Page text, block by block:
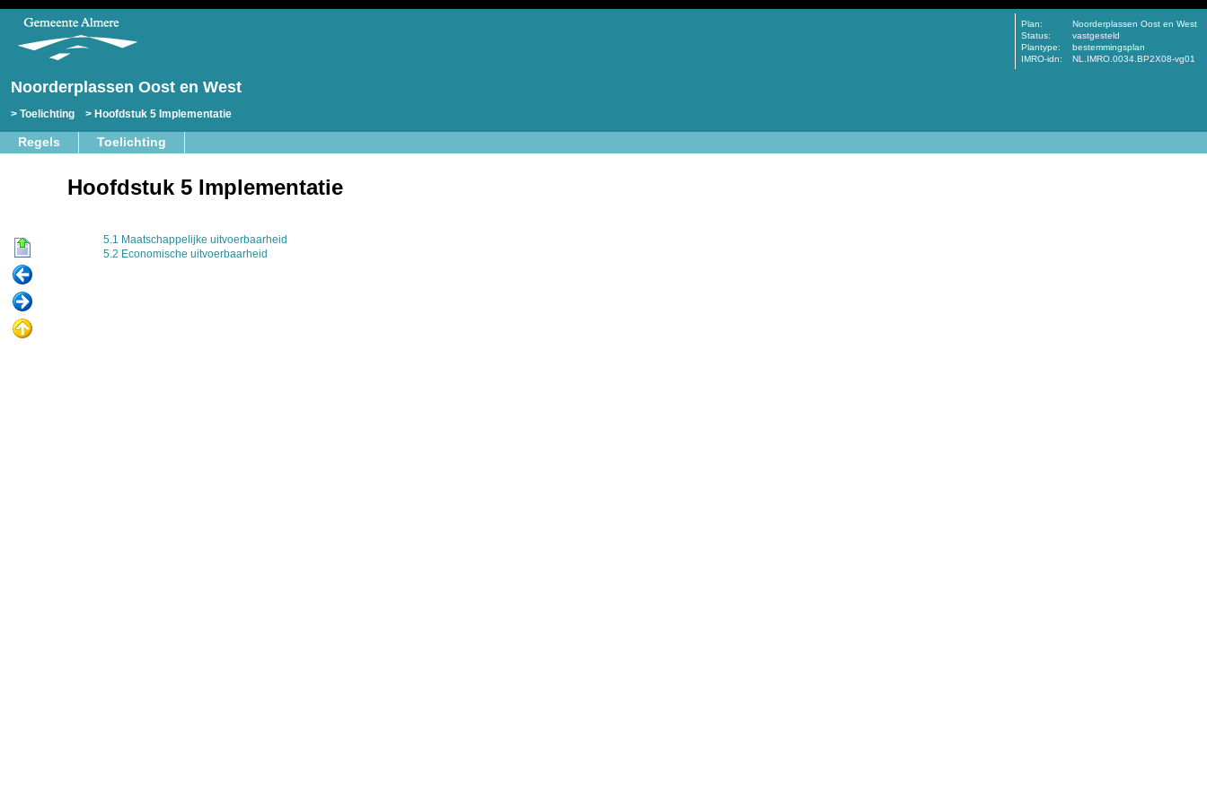
Noorderplassen Oost en West
Toelichting Hoofdstuk 5 Implementatie
Plan:
Noorderplassen Oost en West
Status:
vastgesteld
Plantype:
bestemmingsplan
IMRO-idn:
NL.IMRO.0034.BP2X08-vg01
Regels Toelichting
Hoofdstuk 5 Implementatie
5.1 Maatschappelijke uitvoerbaarheid
5.2 Economische uitvoerbaarheid